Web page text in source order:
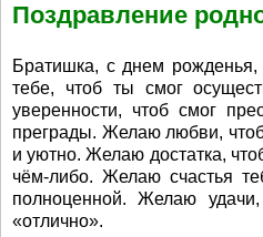
Поздравление
Братишка, с днем
тебе, чтоб ты смог
уверенности, чтоб смог
преграды. Желаю любви,
и уютно. Желаю достатка,
чём-либо. Желаю счастья
полноценной. Желаю
«отлично».